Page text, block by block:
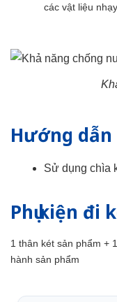
các vật liệu
Hướng
Sử dụng chìa
Phụ kiện đi
1 thân két sản phẩm +
hành sản phẩm